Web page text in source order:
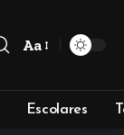
Font
Aa
Escolares